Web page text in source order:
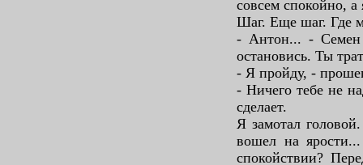
совсем спокойно, а
Шаг. Еще шаг. Где
- Антон... - Семен
остановись. Ты
- Я пройду, -
- Ничего тебе не
сделает.
Я замотал
вошел на
спокойствии?